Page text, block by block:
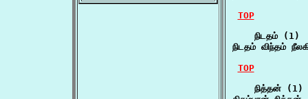
TOP
    நிடதம் (1)
நிடதம் விந்தம்
TOP
    நித்தன் (1)